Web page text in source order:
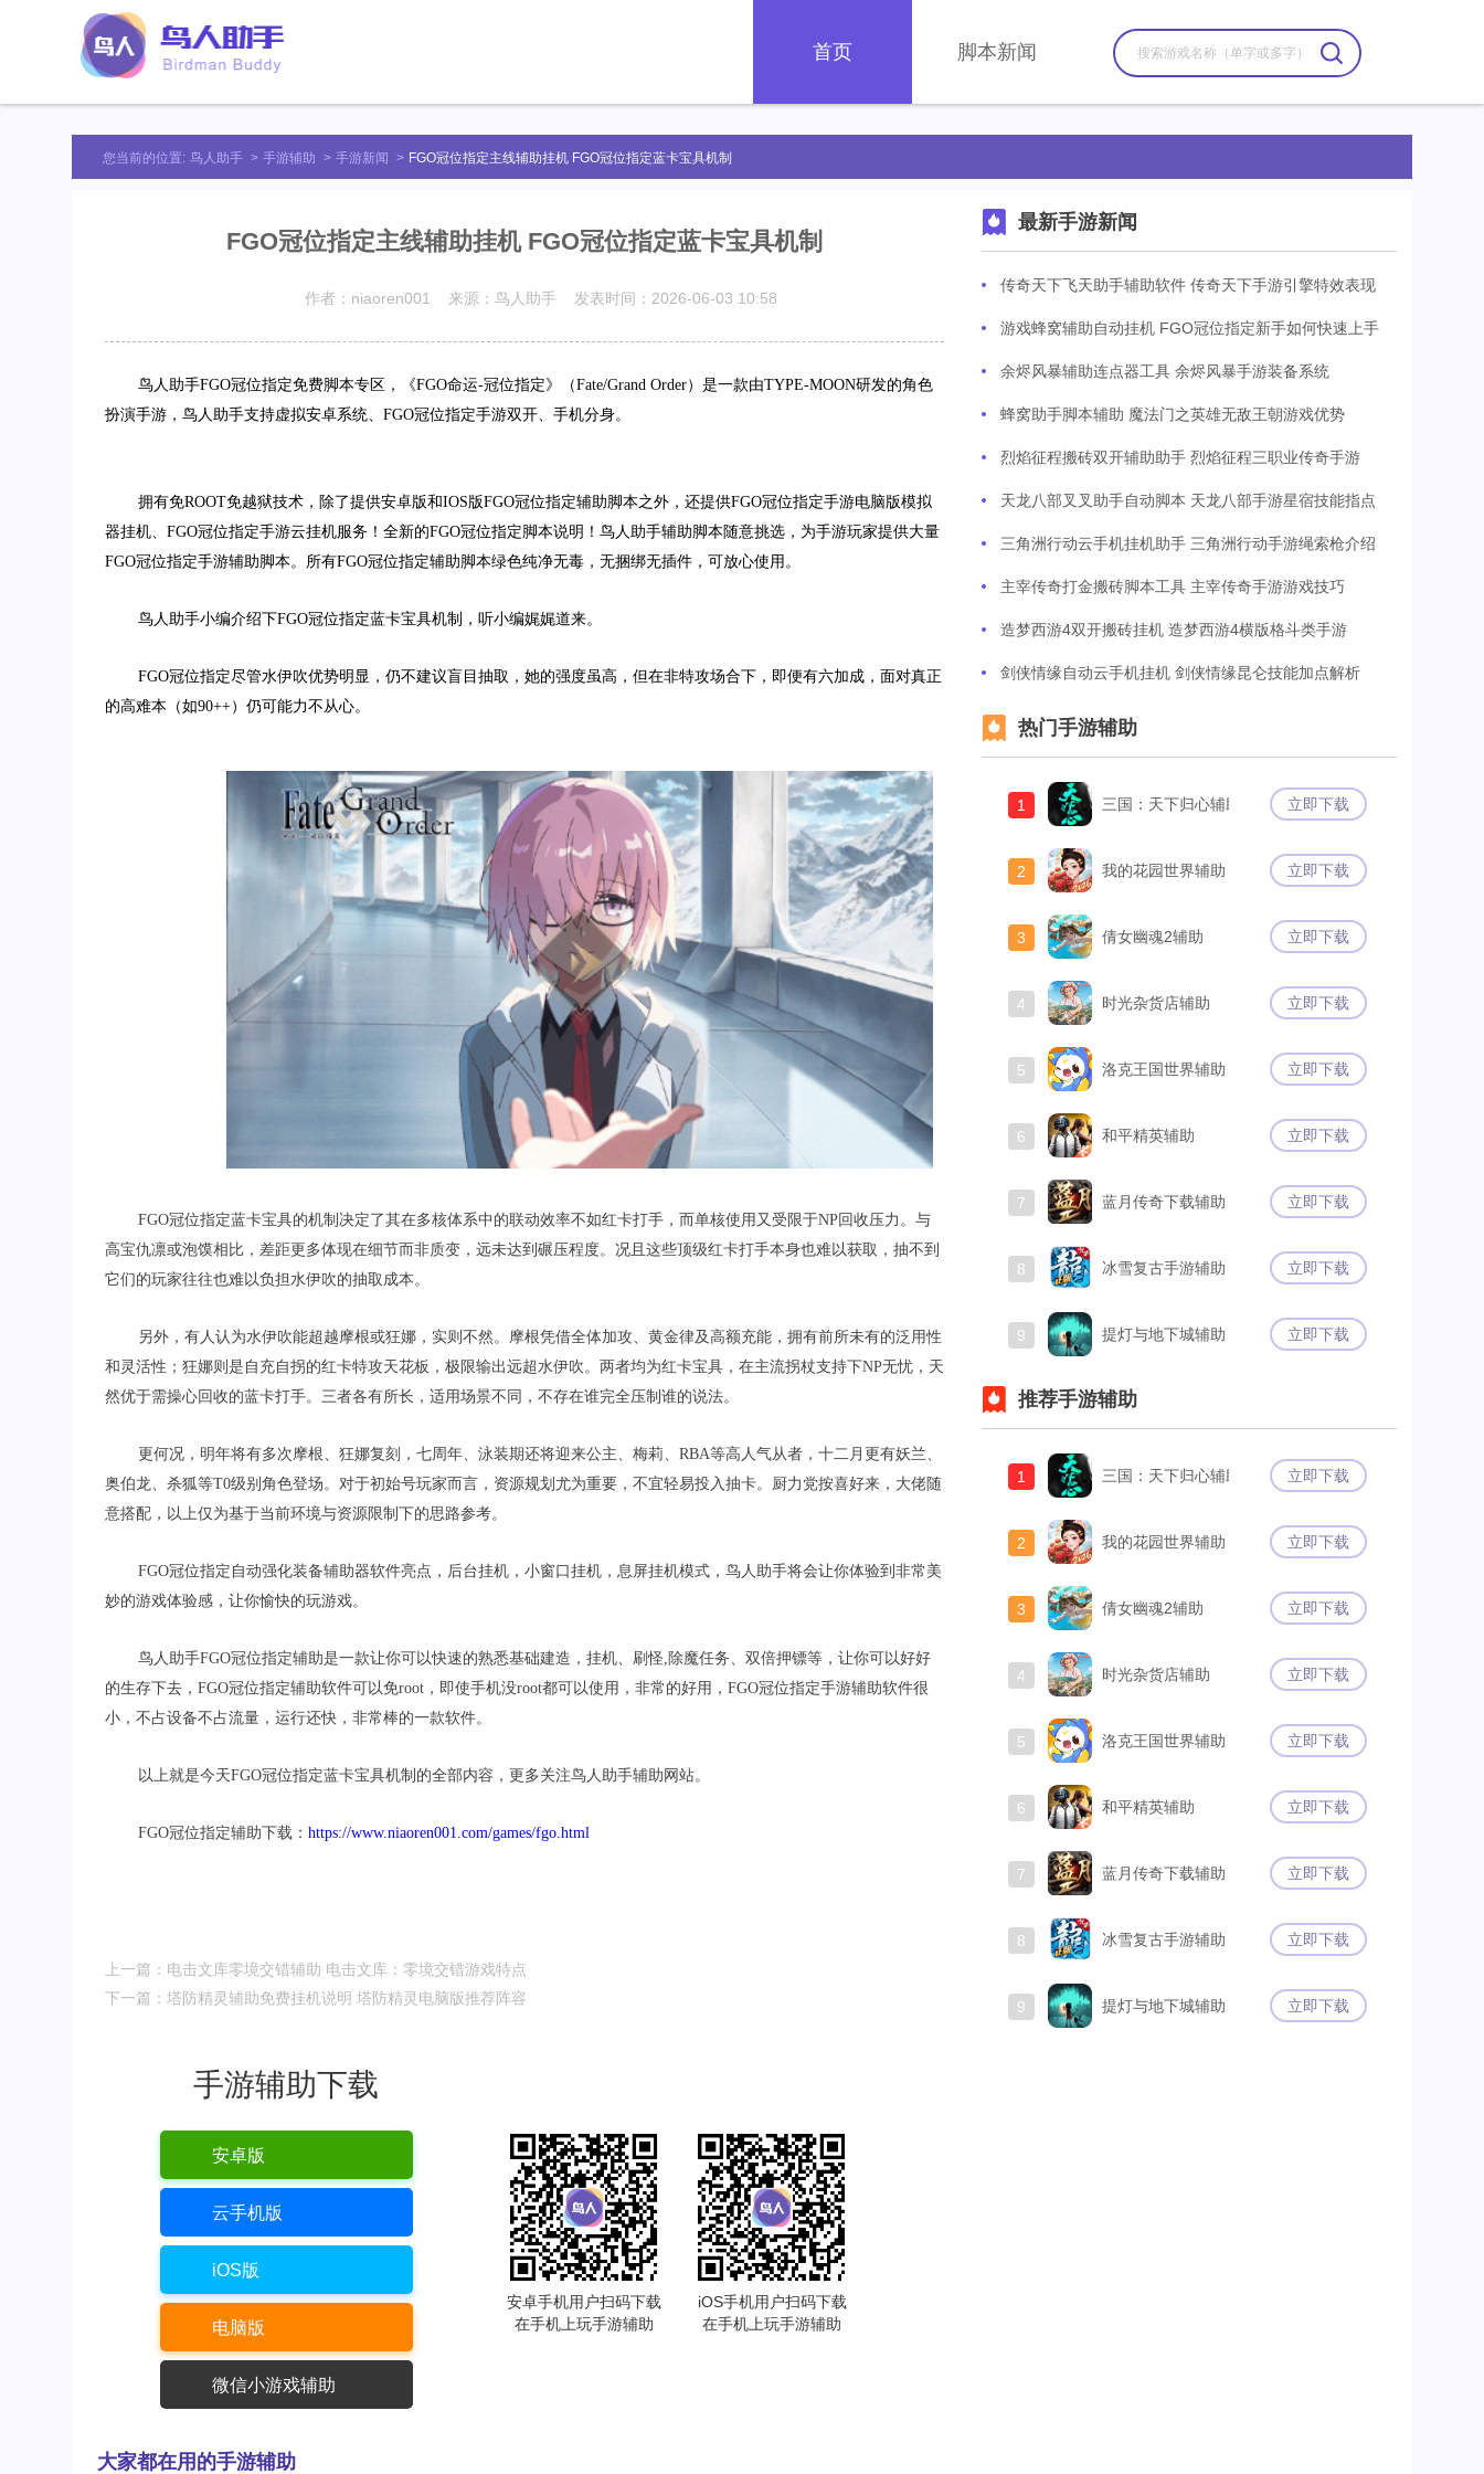
首页 脚本新闻
您当前的位置: 鸟人助手 > 手游辅助 > 手游新闻 > FGO冠位指定主线辅助挂机 FGO冠位指定蓝卡宝具机制
FGO冠位指定主线辅助挂机 FGO冠位指定蓝卡宝具机制
作者：niaoren001 来源：鸟人助手 发表时间：2026-06-03 10:58
鸟人助手FGO冠位指定免费脚本专区，《FGO命运-冠位指定》（Fate/Grand Order）是一款由TYPE-MOON研发的角色
扮演手游，鸟人助手支持虚拟安卓系统、 FGO冠位指定手游双开、手机分身。
拥有免ROOT免越狱技术，除了提供安卓版和IOS版FGO冠位指定辅助脚本之外，还提供FGO冠位指定手游电脑版模拟
器挂机、 FGO冠位指定手游云挂机服务！全新的FGO冠位指定脚本说明！鸟人助手辅助脚本随意挑选，为手游玩家提供大量
FGO冠位指定手游辅助脚本。所有FGO冠位指定辅助脚本绿色纯净无毒，无捆绑无插件，可放心使用。
鸟人助手小编介绍下FGO冠位指定蓝卡宝具机制，听小编娓娓道来。
FGO冠位指定尽管水伊吹优势明显，仍不建议盲目抽取，她的强度虽高，但在非特攻场合下，即便有六加成，面对真正
的高难本（如90++）仍可能力不从心。
FGO冠位指定蓝卡宝具的机制决定了其在多核体系中的联动效率不如红卡打手，而单核使用又受限于NP回收压力。与
高宝仇凛或泡馍相比，差距更多体现在细节而非质变，远未达到碾压程度。况且这些顶级红卡打手本身也难以获取，抽不到
它们的玩家往往也难以负担水伊吹的抽取成本。
另外，有人认为水伊吹能超越摩根或狂娜，实则不然。摩根凭借全体加攻、黄金律及高额充能，拥有前所未有的泛用性
和灵活性；狂娜则是自充自拐的红卡特攻天花板，极限输出远超水伊吹。两者均为红卡宝具，在主流拐杖支持下NP无忧，天
然优于需操心回收的蓝卡打手。三者各有所长，适用场景不同，不存在谁完全压制谁的说法。
更何况，明年将有多次摩根、狂娜复刻，七周年、泳装期还将迎来公主、梅莉、 RBA等高人气从者，十二月更有妖兰、
奥伯龙、杀狐等T0级别角色登场。对于初始号玩家而言，资源规划尤为重要，不宜轻易投入抽卡。厨力党按喜好来，大佬随
意搭配，以上仅为基于当前环境与资源限制下的思路参考。
FGO冠位指定自动强化装备辅助器软件亮点，后台挂机，小窗口挂机，息屏挂机模式，鸟人助手将会让你体验到非常美
妙的游戏体验感，让你愉快的玩游戏。
鸟人助手FGO冠位指定辅助是一款让你可以快速的熟悉基础建造，挂机、刷怪, 除魔任务、双倍押镖等，让你可以好好
的生存下去， FGO冠位指定辅助软件可以免root ，即使手机没root都可以使用，非常的好用， FGO冠位指定手游辅助软件很
小，不占设备不占流量，运行还快，非常棒的一款软件。
以上就是今天FGO冠位指定蓝卡宝具机制的全部内容，更多关注鸟人助手辅助网站。
FGO冠位指定辅助下载： https://www.niaoren001.com/games/fgo.html
上一篇：电击文库零境交错辅助 电击文库：零境交错游戏特点
下一篇：塔防精灵辅助免费挂机说明 塔防精灵电脑版推荐阵容
手游辅助下载
安卓版
云手机版
iOS版
电脑版
微信小游戏辅助
安卓手机用户扫码下载
在手机上玩手游辅助
iOS手机用户扫码下载
在手机上玩手游辅助
最新手游新闻
传奇天下飞天助手辅助软件 传奇天下手游引擎特效表现
游戏蜂窝辅助自动挂机 FGO冠位指定新手如何快速上手
余烬风暴辅助连点器工具 余烬风暴手游装备系统
蜂窝助手脚本辅助 魔法门之英雄无敌王朝游戏优势
烈焰征程搬砖双开辅助助手 烈焰征程三职业传奇手游
天龙八部叉叉助手自动脚本 天龙八部手游星宿技能指点
三角洲行动云手机挂机助手 三角洲行动手游绳索枪介绍
主宰传奇打金搬砖脚本工具 主宰传奇手游游戏技巧
造梦西游4双开搬砖挂机 造梦西游4横版格斗类手游
剑侠情缘自动云手机挂机 剑侠情缘昆仑技能加点解析
热门手游辅助
1 三国：天下归心辅助 立即下载
2 我的花园世界辅助 立即下载
3 倩女幽魂2辅助 立即下载
4 时光杂货店辅助 立即下载
5 洛克王国世界辅助 立即下载
6 和平精英辅助 立即下载
7 蓝月传奇下载辅助 立即下载
8 冰雪复古手游辅助 立即下载
9 提灯与地下城辅助 立即下载
推荐手游辅助
1 三国：天下归心辅助 立即下载
2 我的花园世界辅助 立即下载
3 倩女幽魂2辅助 立即下载
4 时光杂货店辅助 立即下载
5 洛克王国世界辅助 立即下载
6 和平精英辅助 立即下载
7 蓝月传奇下载辅助 立即下载
8 冰雪复古手游辅助 立即下载
9 提灯与地下城辅助 立即下载
大家都在用的手游辅助